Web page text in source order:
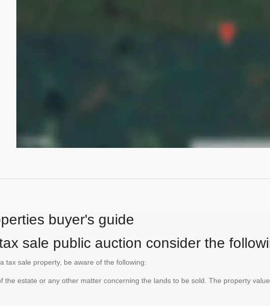
buyer's guide
sale public auction consider the
tax sale property, be aware of the following:
the estate or any other matter concerning the lands to be sold. The property